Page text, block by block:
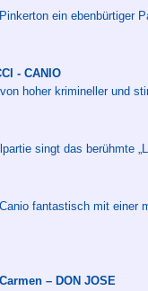
ein ebenbürtiger
- CANIO
hoher krimineller und
singt das berühmte
fantastisch mit einer
– DON JOSE